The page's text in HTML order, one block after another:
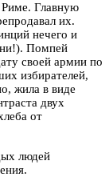
Главную
их.
нечего и
Помпей
своей армии по
избирателей,
жила в виде
двух
от
людей